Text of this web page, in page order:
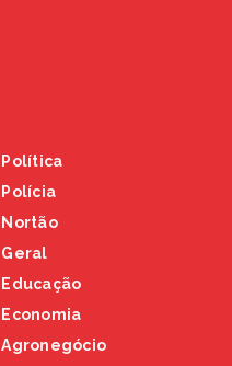
Política
Polícia
Nortão
Geral
Educação
Economia
Agronegócio